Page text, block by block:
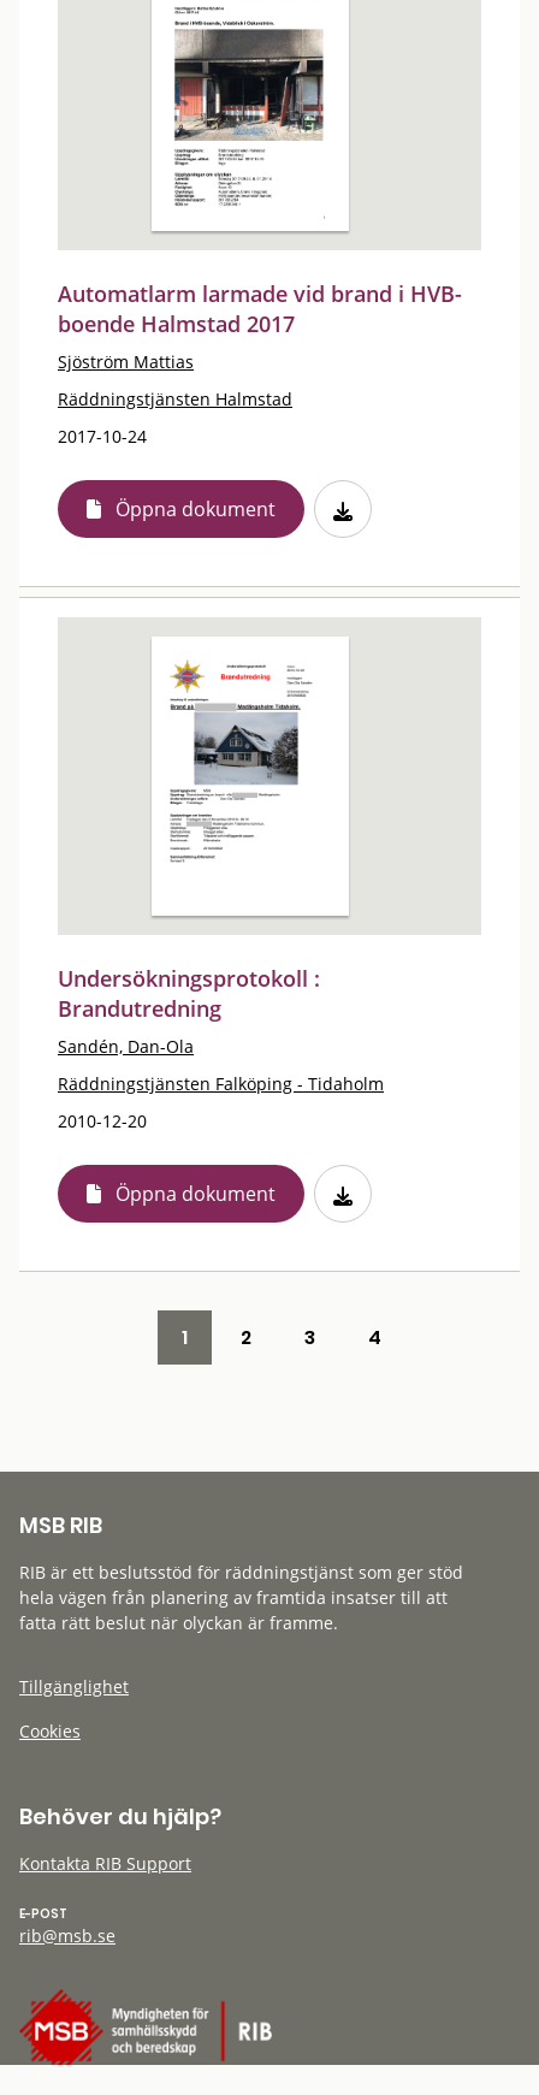
Automatlarm larmade vid brand i HVB-
boende Halmstad 2017
Sjöström Mattias
Räddningstjänsten Halmstad
2017-10-24
Öppna dokument
Undersökningsprotokoll :
Brandutredning
Sandén, Dan-Ola
Räddningstjänsten Falköping - Tidaholm
2010-12-20
Öppna dokument
1 2 3 4
MSB RIB
RIB är ett beslutsstöd för räddningstjänst som ger stöd
hela vägen från planering av framtida insatser till att
fatta rätt beslut när olyckan är framme.
Tillgänglighet
Cookies
Behöver du hjälp?
Kontakta RIB Support
E-POST
rib@msb.se